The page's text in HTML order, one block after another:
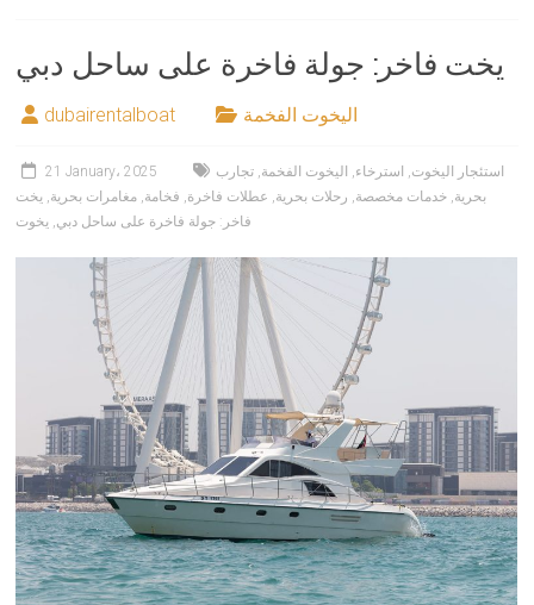
يخت فاخر: جولة فاخرة على ساحل دبي
dubairentalboat اليخوت الفخمة
21 January، 2025 استئجار اليخوت, استرخاء, اليخوت الفخمة, تجارب
بحرية, خدمات مخصصة, رحلات بحرية, عطلات فاخرة, فخامة, مغامرات بحرية, يخت
فاخر: جولة فاخرة على ساحل دبي, يخوت